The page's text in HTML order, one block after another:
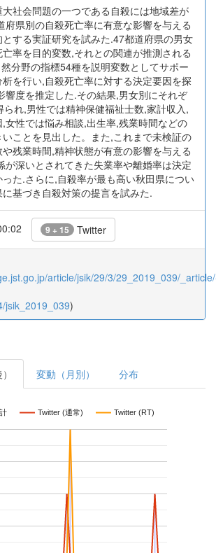
社会問題の一つである自殺には地域差が
府県別の自殺死亡率に有意な影響を与える
する実証研究を試みた.47都道府県の男女
率を目的変数,それとの関連が推測される
分野の指標54種を説明変数としてサポー
析を行い,自殺死亡率に対する決定要因を探
響度を推定した.その結果,男女別にそれぞ
れ,男性では精神保健福祉士数,家計収入,
女性では悩み相談,出生率,残業時間などの
ことを見出した。また,これまで未検証の
残業時間,精神状態が有意の影響を与える
が深いとされてきた失業率や離婚率は決定
た.さらに,自殺率が最も高い秋田県につい
基づき自殺対策の提言を試みた.
9 + 15 Twitter
article/jsik/29/3/29_2019_039/
jsik_2019_039)
変動（月別） 分布
Twitter (通常) Twitter (RT)